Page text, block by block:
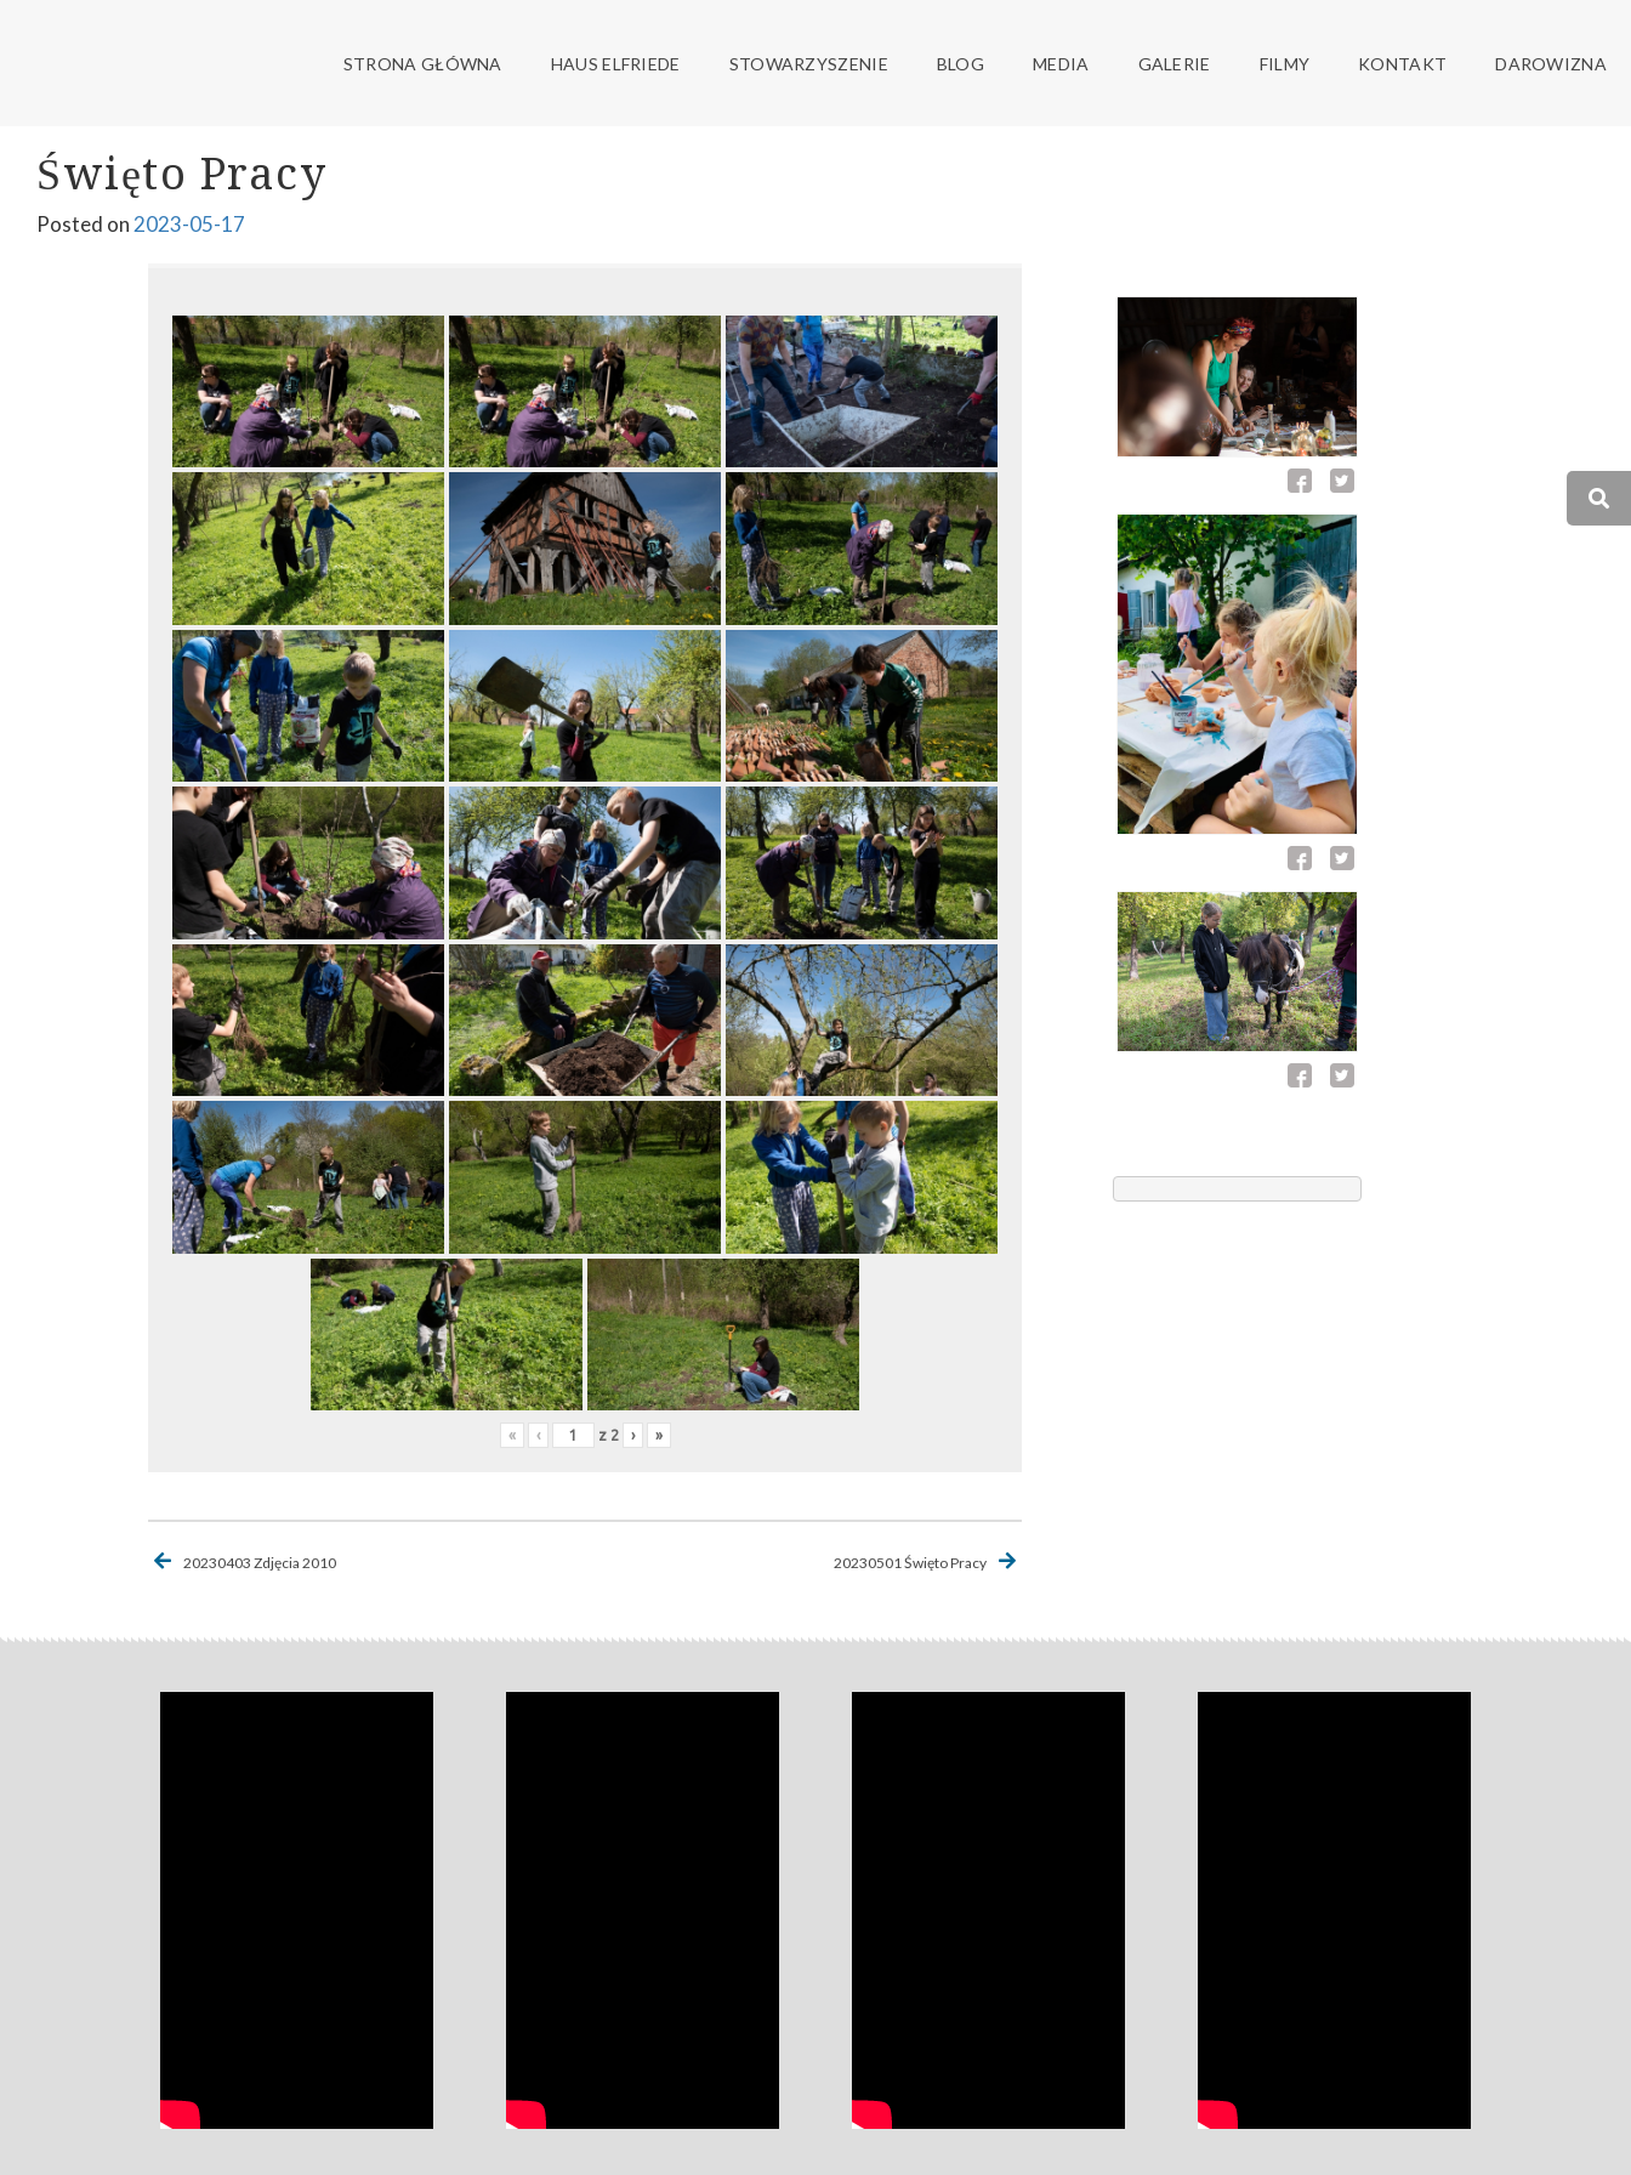
ELFRIDA – DOM PODCIENIOWY DO RENOWACJI W KAMIONKU WIELKIM
STRONA GŁÓWNA HAUS ELFRIEDE STOWARZYSZENIE BLOG MEDIA GALERIE FILMY KONTAKT DAROWIZNA
Święto Pracy
Posted on 2023-05-17
« ‹ z 2 › »
Nawigacja
wpisu
20230403 Zdjęcia 2010 20230501 Święto Pracy